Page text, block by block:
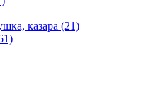
казара (21)